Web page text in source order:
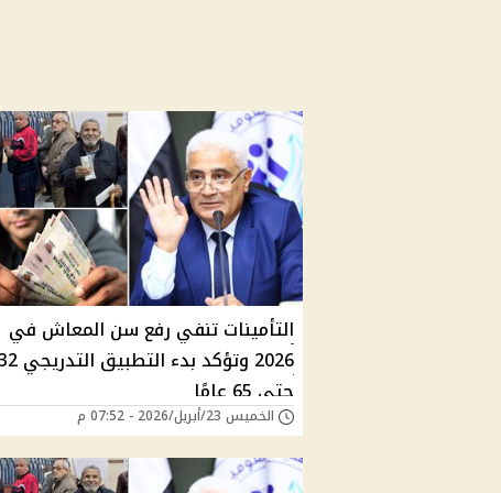
التأمينات تنفي رفع سن المعاش في
2026 وتؤكد
حتى 65 عامًا
الخميس 23/أبريل/2026 - 07:52 م